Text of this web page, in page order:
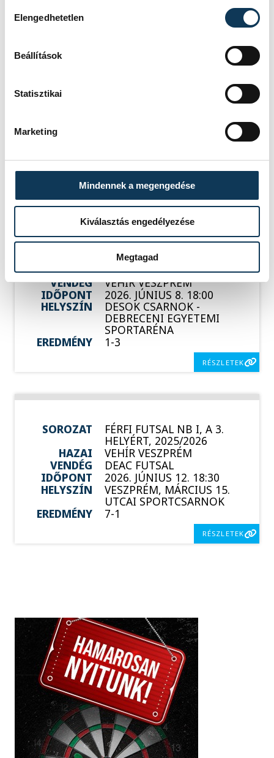
Elengedhetetlen
Beállítások
Statisztikai
Marketing
Mindennek a megengedése
Kiválasztás engedélyezése
Megtagad
KORÁBBI ESEMÉNYEK BETÖLTÉSE
HAZAI
HELYSZÍN
VESZPRÉM, MÁRCIUS 15.
EREDMÉNY
5-6
SOROZAT FÉRFI FUTSAL NB I, A 3.
HELYÉRT, 2025/2026
HAZAI
DEAC
VENDÉG
VEHÍR VESZPRÉM
IDŐPONT
2026. JÚNIUS 8. 18:00
HELYSZÍN
DESOK CSARNOK -
DEBRECENI EGYETEMI
SPORTARÉNA
EREDMÉNY
1-3
RÉSZLETEK
SOROZAT FÉRFI FUTSAL NB I, A 3.
HELYÉRT, 2025/2026
HAZAI
VEHÍR VESZPRÉM
VENDÉG
DEAC FUTSAL
IDŐPONT
2026. JÚNIUS 12. 18:30
HELYSZÍN
VESZPRÉM, MÁRCIUS 15.
UTCAI SPORTCSARNOK
EREDMÉNY
7-1
RÉSZLETEK